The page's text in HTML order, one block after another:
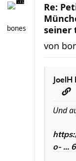
bones
Re:
seiner
von
JoelH
Und
o- ...